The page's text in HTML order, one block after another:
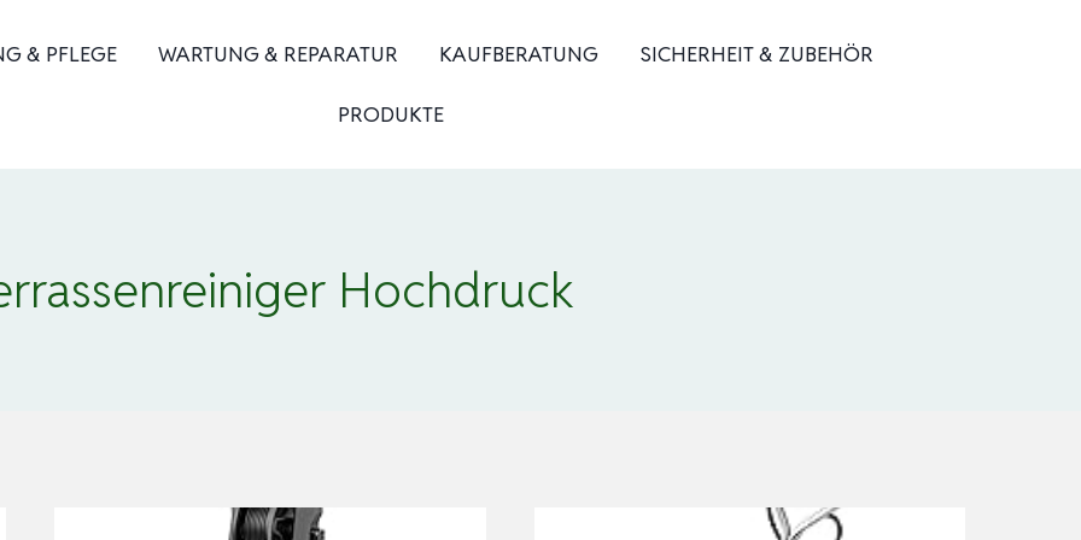
& PFLEGE WARTUNG & REPARATUR KAUFBERATUNG SICHERHEIT & ZUBEHÖR
PRODUKTE
Hochdruck